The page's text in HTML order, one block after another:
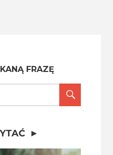
FRAZĘ